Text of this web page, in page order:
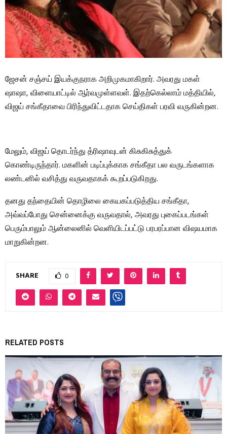
ஜேசன் சஞ்சய் இயக்குநராக அறிமுகமாகிறார். அவரது மகள்
ஷாஷா, விளையாட்டில் ஆர்வமுள்ளவள். இதற்கெல்லாம் மத்தியில்,
விஜய் சங்கீதாவை பிரிந்துவிட்டதாக செய்திகள் பரவி வருகின்றன.
மேலும், விஜய் தொடர்ந்து த்ரிஷாவுடன் கிசுகிசுத்துக்
கொண்டிருந்தார். மகளின் படிப்புக்காக சங்கீதா பல வருடங்களாக
லண்டனில் வசித்து வருவதாகக் கூறப்படுகிறது.
தனது தந்தையின் தொழிலை கையகப்படுத்திய சங்கீதா,
அவ்வப்போது சென்னைக்கு வருவதால், அவரது புகைப்படங்கள்
பெரும்பாலும் ஆன்லைனில் வெளியிடப்பட்டு பரபரப்பான விஷயமாக
மாறுகின்றன.
SHARE 0
RELATED POSTS